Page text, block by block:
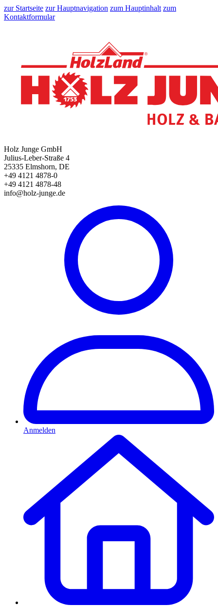
zur Startseite zur Hauptnavigation zum Hauptinhalt zum
Kontaktformular
Holz Junge GmbH
Julius-Leber-Straße 4
25335 Elmshorn, DE
+49 4121 4878-0
+49 4121 4878-48
info@holz-junge.de
Anmelden